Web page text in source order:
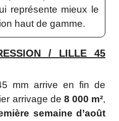
représente mieux le
haut de gamme.
/ LILLE 45
mm arrive en fin de
arrivage de 8 000 m²,
semaine d’août